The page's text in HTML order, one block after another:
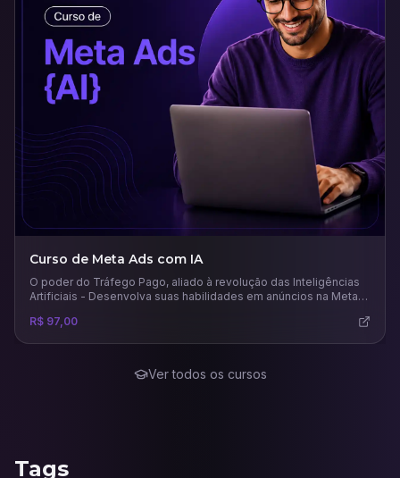
Curso de Meta Ads com IA
O poder do Tráfego Pago, aliado à revolução das Inteligências
Artificiais - Desenvolva suas habilidades em anúncios na Meta
este mercado.
R$ 97,00
Ver todos os cursos
Tags